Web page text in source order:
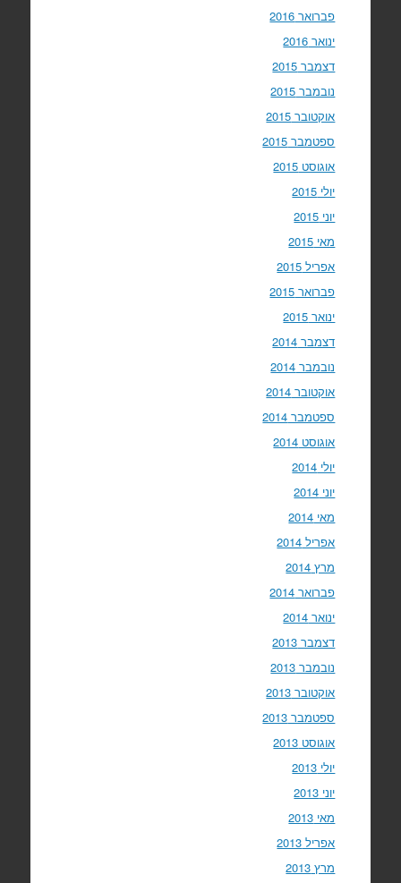
פברואר 2016
ינואר 2016
דצמבר 2015
נובמבר 2015
אוקטובר 2015
ספטמבר 2015
אוגוסט 2015
יולי 2015
יוני 2015
מאי 2015
אפריל 2015
פברואר 2015
ינואר 2015
דצמבר 2014
נובמבר 2014
אוקטובר 2014
ספטמבר 2014
אוגוסט 2014
יולי 2014
יוני 2014
מאי 2014
אפריל 2014
מרץ 2014
פברואר 2014
ינואר 2014
דצמבר 2013
נובמבר 2013
אוקטובר 2013
ספטמבר 2013
אוגוסט 2013
יולי 2013
יוני 2013
מאי 2013
אפריל 2013
מרץ 2013